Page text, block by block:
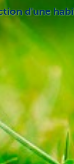
d'une